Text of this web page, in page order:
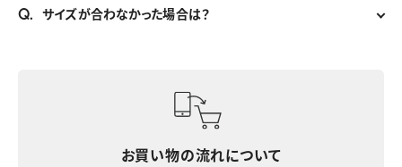
Q. サイズが合わなかった場合は？
お買い物の流れについて